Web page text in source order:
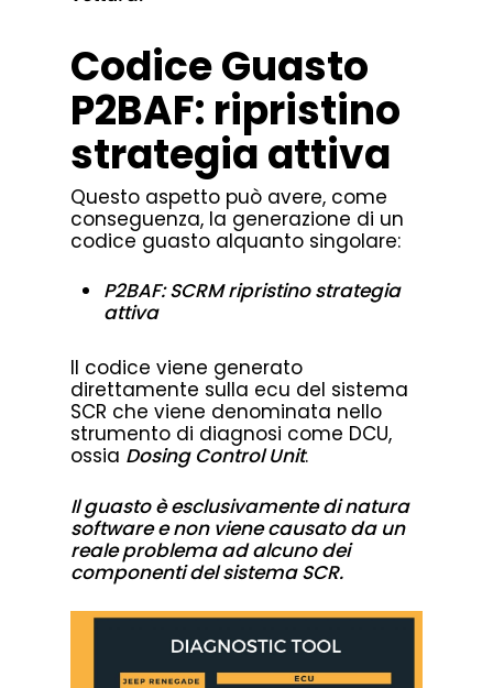
Codice Guasto
P2BAF: ripristino
strategia attiva
Questo aspetto può avere, come
conseguenza, la generazione di un
codice guasto alquanto singolare:
P2BAF: SCRM ripristino strategia
attiva
Il codice viene generato
direttamente sulla ecu del sistema
SCR che viene denominata nello
strumento di diagnosi come DCU,
ossia Dosing Control Unit.
Il guasto è esclusivamente di natura
software e non viene causato da un
reale problema ad alcuno dei
componenti del sistema SCR.